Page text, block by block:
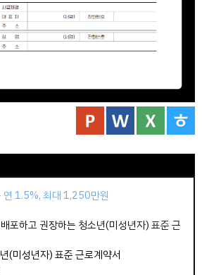
연 1.5%, 최대 1,250만원
포하고 권장하는 청소년(미성년자) 표준 근
(미성년자) 표준 근로계약서